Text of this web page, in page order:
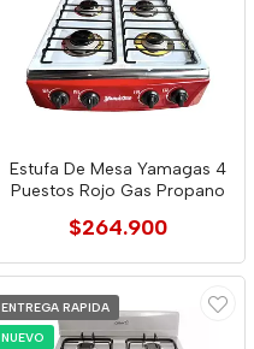
Estufa De Mesa Yamagas 4
Puestos Rojo Gas Propano
$264.900
ENTREGA RAPIDA
NUEVO